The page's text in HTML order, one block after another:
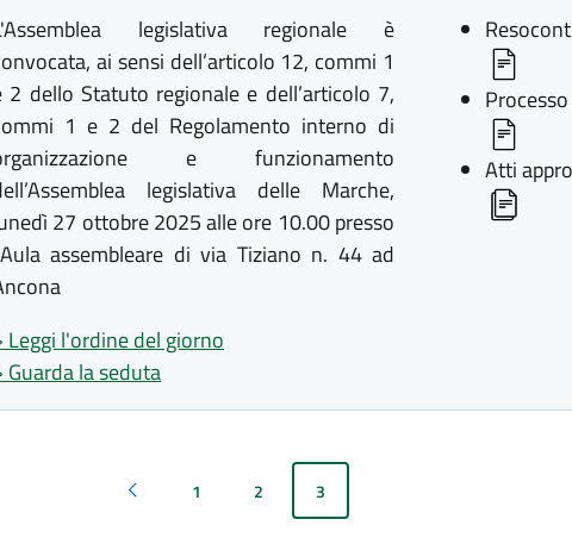
legislativa regionale è
ai sensi dell’articolo 12, commi 1
2 dello Statuto regionale e dell’articolo 7,
1 e 2 del Regolamento interno di
e funzionamento
legislativa delle Marche,
27 ottobre 2025 alle ore 10.00 presso
assembleare di via Tiziano n. 44 ad
Leggi l'ordine del giorno
Guarda la seduta
Atti
Pagina precedente
1 2 3